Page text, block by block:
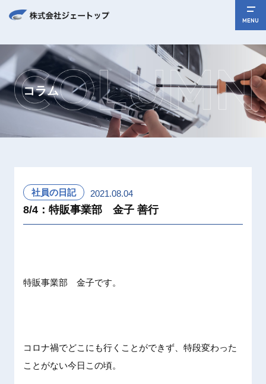
MENU
コラム
社員の日記 2021.08.04
8/4：特販事業部 金子 善行
特販事業部 金子です。
コロナ禍でどこにも行くことができず、特段変わった
ことがない今日この頃。